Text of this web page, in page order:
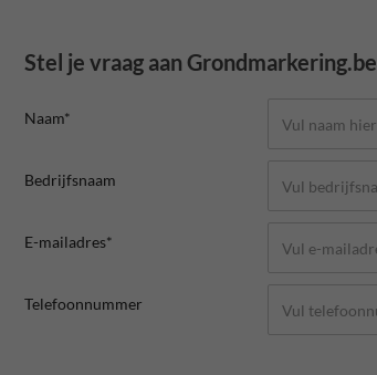
Stel je vraag aan Grondmarkering.be
Naam*
Bedrijfsnaam
E-mailadres*
Telefoonnummer